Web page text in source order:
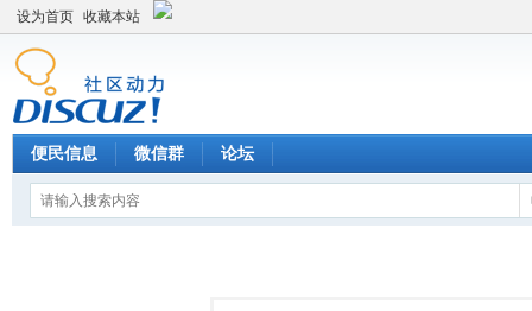
设为首页 收藏本站
便民信息 微信群 论坛